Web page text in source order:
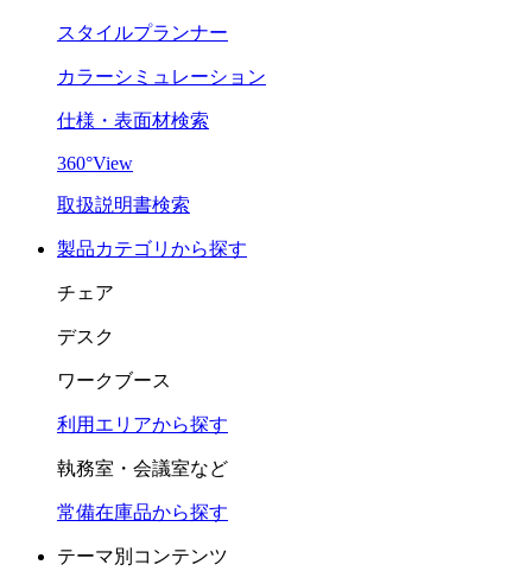
スタイルプランナー
カラーシミュレーション
仕様・表面材検索
360°View
取扱説明書検索
製品カテゴリから探す
チェア
デスク
ワークブース
利用エリアから探す
執務室・会議室など
常備在庫品から探す
テーマ別コンテンツ